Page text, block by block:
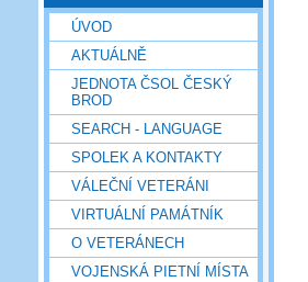
ÚVOD
AKTUÁLNĚ
JEDNOTA ČSOL ČESKÝ
BROD
SEARCH - LANGUAGE
SPOLEK A KONTAKTY
VÁLEČNÍ VETERÁNI
VIRTUÁLNÍ PAMÁTNÍK
O VETERÁNECH
VOJENSKÁ PIETNÍ MÍSTA